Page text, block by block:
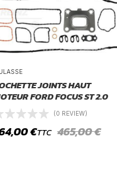
JOINTS HAUT
FORD FOCUS ST 2.0
(0 REVIEW)
465,00€
€TTC